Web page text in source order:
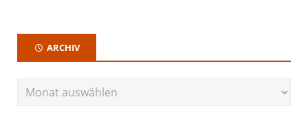
ARCHIV